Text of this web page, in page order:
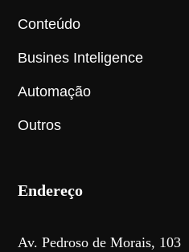
Conteúdo
Busines Inteligence
Automação
Outros
Endereço
Av. Pedroso de Morais, 103